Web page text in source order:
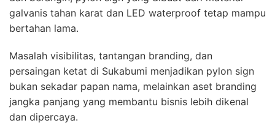
galvanis tahan karat dan LED waterproof tetap mampu
bertahan lama.
Masalah visibilitas, tantangan branding, dan
persaingan ketat di Sukabumi menjadikan pylon sign
bukan sekadar papan nama, melainkan aset branding
jangka panjang yang membantu bisnis lebih dikenal
dan dipercaya.